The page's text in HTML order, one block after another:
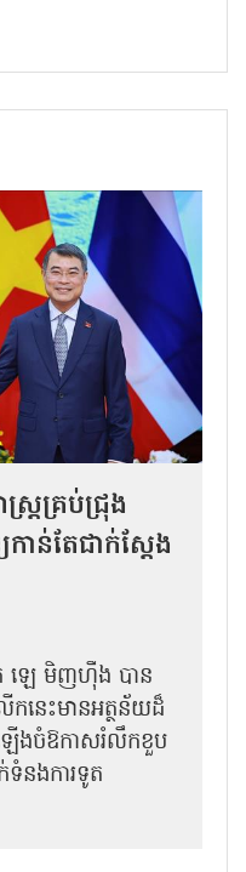
ត្រគ្រប់ជ្រុង
ន់តែជាក់ស្ដែង
ឡេ មិញហ៊ឹង បាន
កនេះមានអត្ថន័យដ៏
ើងចំឱកាសរំលឹកខួប
ទំនងការទូត